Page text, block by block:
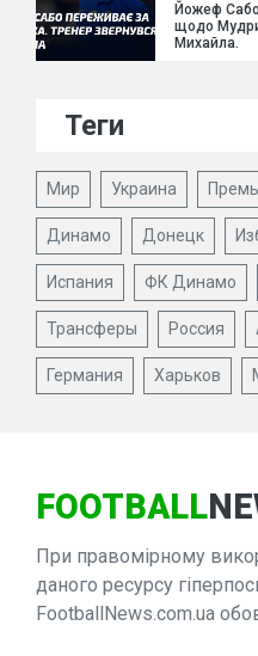
Йожеф
щодо
Михайла.
Теги
Мир Украина
Динамо Донецк
Испания ФК Динамо
Трансферы Россия
Германия Харьков
FOOTBALL
При правомірному
даного ресурсу
FootballNews.com.ua